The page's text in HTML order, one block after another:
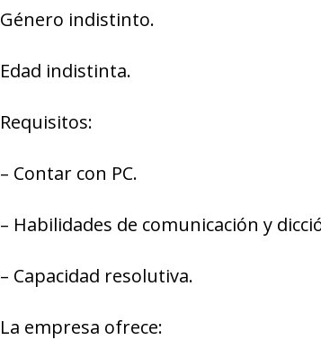
Género indistinto.
Edad indistinta.
Requisitos:
– Contar con PC.
– Habilidades de comunicación y
– Capacidad resolutiva.
La empresa ofrece: